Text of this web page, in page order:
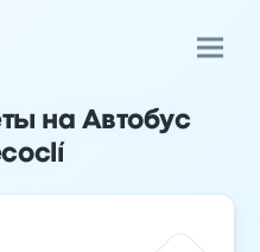
на Автобус